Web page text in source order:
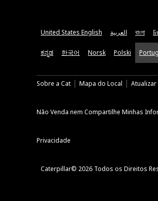
United States English العربية বাংলা
ಕನ್ನಡ 한국어 Norsk Polski
Sobre a Cat Mapa do Local
Não Venda nem Compartilhe Minhas
Privacidade
Caterpillar© 2026 Todos os Direitos